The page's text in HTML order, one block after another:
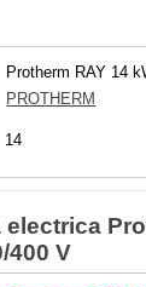
Protherm RAY 14
PROTHERM
14
400 V